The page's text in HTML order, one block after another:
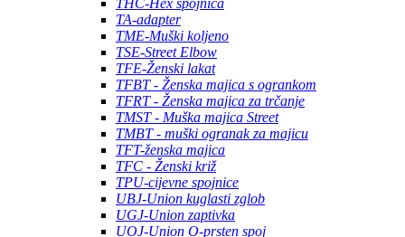
THC-Hex spojnica
TA-adapter
TME-Muški koljeno
TSE-Street Elbow
TFE-Ženski lakat
TFBT - Ženska majica s ogrankom
TFRT - Ženska majica za trčanje
TMST - Muška majica Street
TMBT - muški ogranak za majicu
TFT-ženska majica
TFC - Ženski križ
TPU-cijevne spojnice
UBJ-Union kuglasti zglob
UGJ-Union zaptivka
UOJ-Union O-prsten spoj